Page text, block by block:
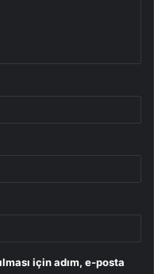
için adım, e-posta